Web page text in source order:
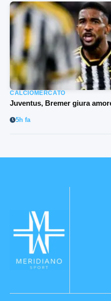
CALCIOMERCATO
Juventus, Bremer giura
5h fa